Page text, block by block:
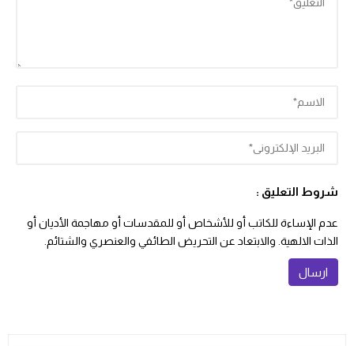
شروط التعليق :
عدم الإساءة للكاتب أو للأشخاص أو للمقدسات أو مهاجمة الأديان أو
الذات الالهية. والابتعاد عن التحريض الطائفي والعنصري والشتائم.